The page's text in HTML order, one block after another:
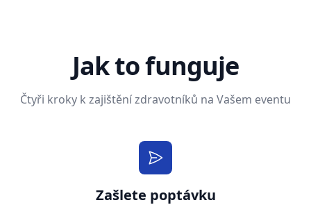
Jak to funguje
Čtyři kroky k zajištění zdravotníků na Vašem eventu
Zašlete poptávku